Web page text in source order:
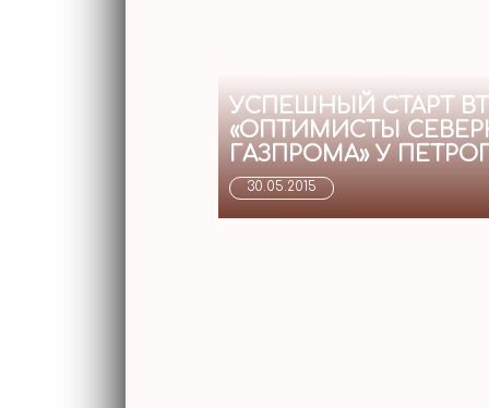
УСПЕШНЫЙ СТАРТ
«ОПТИМИСТЫ
ГАЗПРОМА» У
30.05.2015